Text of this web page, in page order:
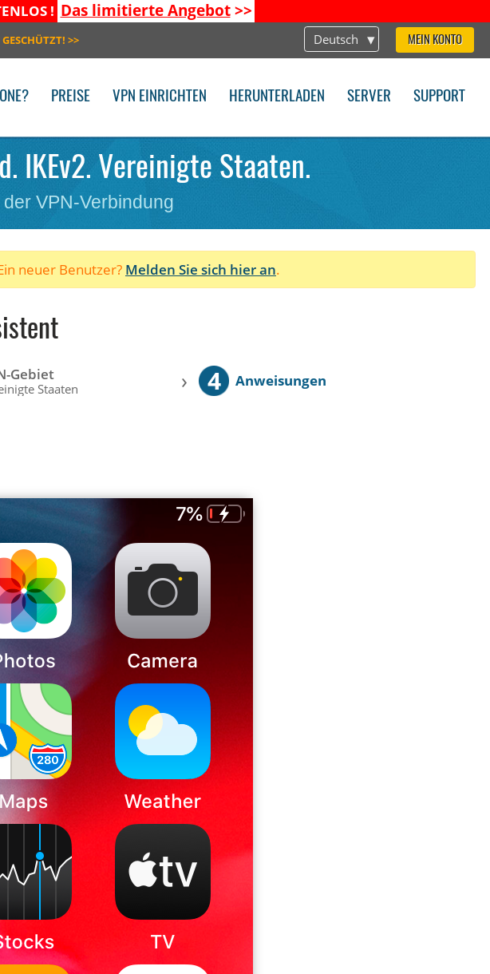
! Das limitierte Angebot>>
Deutsch MEIN KONTO
>>
PREISE VPN EINRICHTEN HERUNTERLADEN SERVER SUPPORT
IKEv2. Vereinigte Staaten.
VPN-Verbindung
neuer Benutzer? Melden Sie sich hier an.
Gebiet
Staaten › 4 Anweisungen